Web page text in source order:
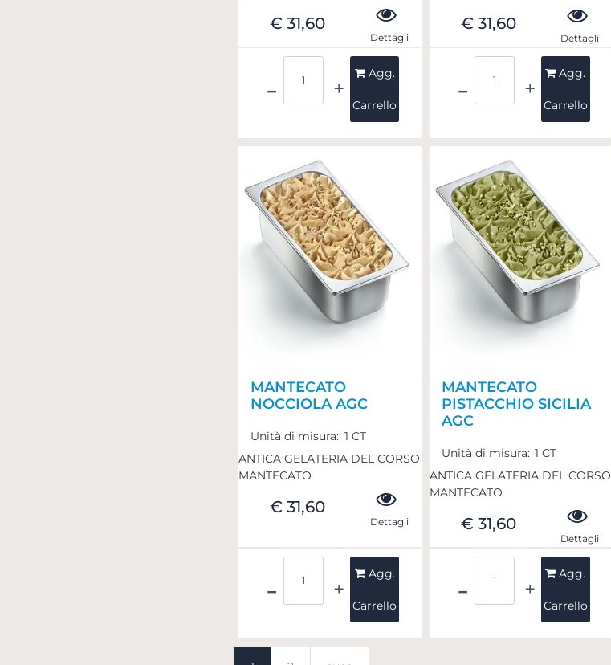
€ 31,60
Dettagli
Agg.
Carrello
€ 31,60
Dettagli
Agg.
Carrello
MANTECATO
NOCCIOLA AGC
Unità di misura: 1 CT
ANTICA GELATERIA DEL CORSO
MANTECATO
€ 31,60
Dettagli
Agg.
Carrello
MANTECATO
PISTACCHIO SICILIA
AGC
Unità di misura: 1 CT
ANTICA GELATERIA DEL CORSO
MANTECATO
€ 31,60
Dettagli
Agg.
Carrello